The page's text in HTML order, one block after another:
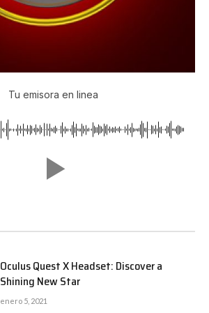
Tu emisora en linea
Oculus Quest X Headset: Discover a
Shining New Star
enero 5, 2021